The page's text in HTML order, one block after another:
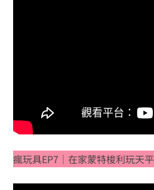
瘋玩具EP7｜在家蒙特梭利玩天平